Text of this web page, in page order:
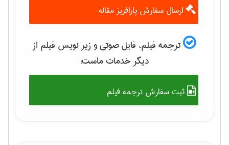
ارسال سفارش پارافریز مقاله
ترجمه فیلم، فایل صوتی و زیر نویس فیلم از
دیگر خدمات ماست:
ثبت سفارش ترجمه فیلم